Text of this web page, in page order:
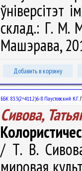
склад.: Г. М.
Машэрава,
Добавить в корзину
ББК 83.3(2=411.2)6-8 Паустовский К.Г.
Сивова,
/ Т. В.
мировая